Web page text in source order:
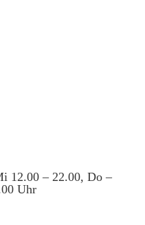
12.00 – 22.00, Do –
Uhr